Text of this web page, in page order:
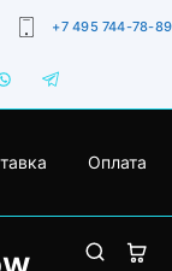
+7 495 744-78-89
Оплата